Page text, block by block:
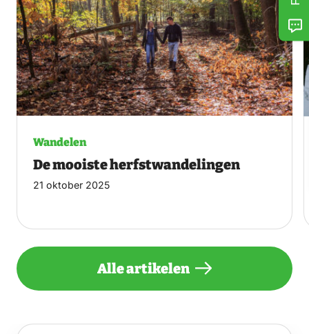
Wandelen
De mooiste herfstwandelingen
21 oktober 2025
Alle artikelen